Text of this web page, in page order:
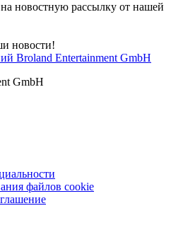
новостную рассылку от нашей
новости!
GmbH
файлов cookie